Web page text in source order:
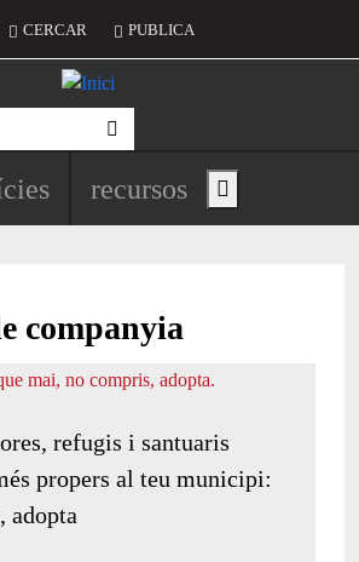
del compte d'usuari
CERCAR PUBLICA
principal de
recursos Show main menu
companyia
refugis i santuaris
propers al teu municipi:
adopta